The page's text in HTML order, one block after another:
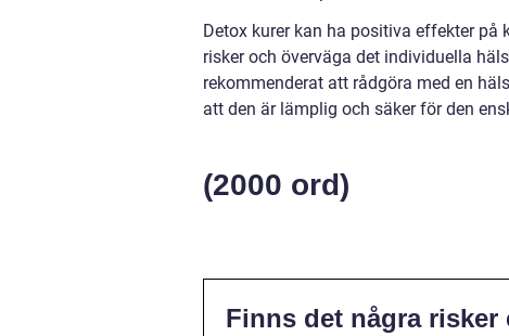
Detox kurer kan ha positiva effekter på
risker och överväga det individuella
rekommenderat att rådgöra med en
att den är lämplig och säker för den
(2000 ord)
Finns det några